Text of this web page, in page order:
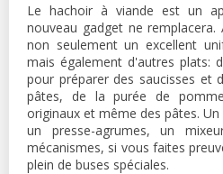
Le hachoir à viande est un
nouveau gadget ne
non seulement un excellent
mais également d'autres plats:
pour préparer des saucisses et
pâtes, de la purée de
originaux et même des pâtes.
un presse-agrumes, un
mécanismes, si vous faites
plein de buses spéciales.